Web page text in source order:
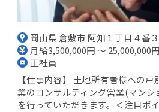
岡山県 倉敷市 阿知１丁目４番３
月給3,500,000円 ～ 25,000,000円
正社員
【仕事内容】 土地所有者様への
業のコンサルティング営業(マン
を行っていただきます。＜注目ポ